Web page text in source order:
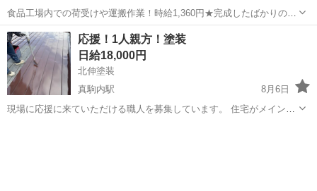
食品工場内での荷受けや運搬作業！時給1,360円★完成したばかりの新
しい工場での勤務◎空調完備で1年中快適作業★日払い制度あり！マイ
カー通勤可！工場敷地内無料駐車場あり！休出ほぼなし！《北海道札
幌市手稲区》 人気の工場のお...
北海道 札幌市 発寒駅 その他
応援！1人親方！塗装
日給18,000円
北伸塗装
真駒内駅
8月6日
現場に応援に来ていただける職人を募集しています。 住宅がメインの